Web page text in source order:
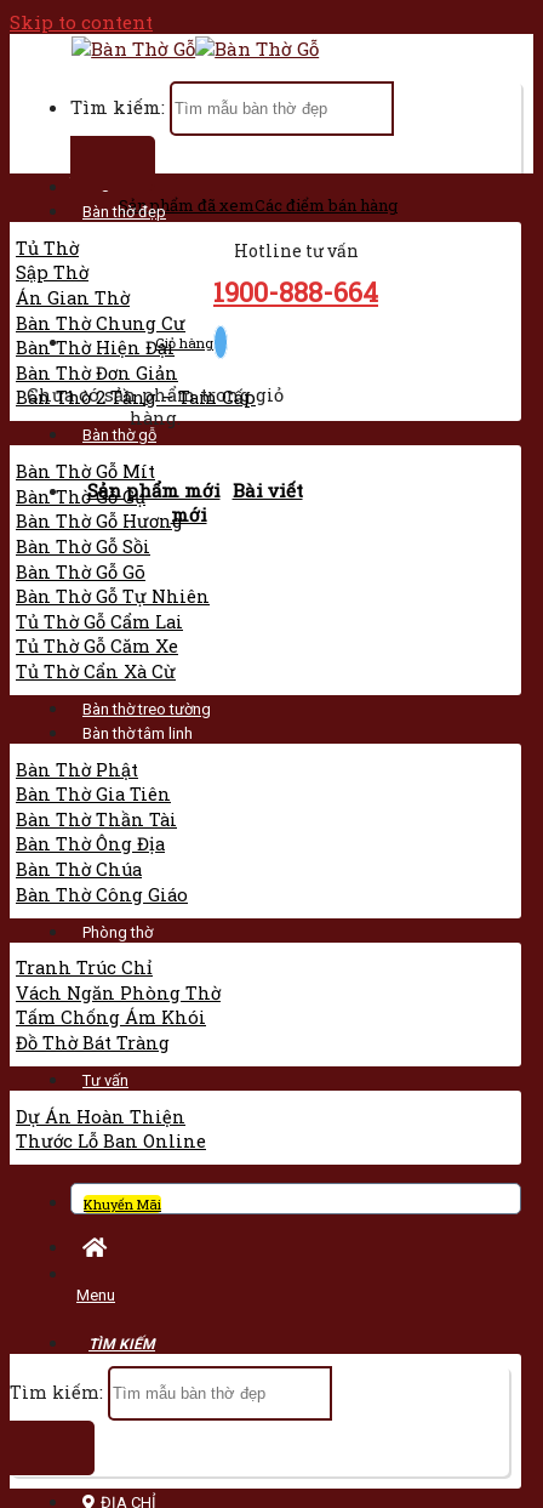
Skip to content
Tìm kiếm:
Sản phẩm đã xemCác điểm bán hàng
Hotline tư vấn
1900-888-664
Giỏ hàng
Chưa có sản phẩm trong giỏ
hàng.
Sản phẩm mới Bài viết
mới
Bàn thờ đẹp
Tủ Thờ
Sập Thờ
Án Gian Thờ
Bàn Thờ Chung Cư
Bàn Thờ Hiện Đại
Bàn Thờ Đơn Giản
Bàn Thờ 2 Tầng – Tam Cấp
Bàn thờ gỗ
Bàn Thờ Gỗ Mít
Bàn Thờ Gỗ Gụ
Bàn Thờ Gỗ Hương
Bàn Thờ Gỗ Sồi
Bàn Thờ Gỗ Gõ
Bàn Thờ Gỗ Tự Nhiên
Tủ Thờ Gỗ Cẩm Lai
Tủ Thờ Gỗ Căm Xe
Tủ Thờ Cẩn Xà Cừ
Bàn thờ treo tường
Bàn thờ tâm linh
Bàn Thờ Phật
Bàn Thờ Gia Tiên
Bàn Thờ Thần Tài
Bàn Thờ Ông Địa
Bàn Thờ Chúa
Bàn Thờ Công Giáo
Phòng thờ
Tranh Trúc Chỉ
Vách Ngăn Phòng Thờ
Tấm Chống Ám Khói
Đồ Thờ Bát Tràng
Tư vấn
Dự Án Hoàn Thiện
Thước Lỗ Ban Online
Khuyến Mãi
Menu
Tìm kiếm:
ĐỊA CHỈ